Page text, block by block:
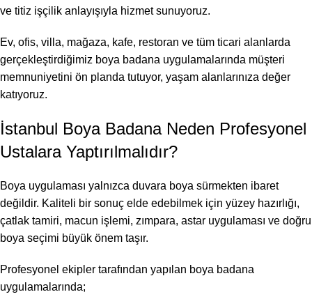
ve titiz işçilik anlayışıyla hizmet sunuyoruz.
Ev, ofis, villa, mağaza, kafe, restoran ve tüm ticari alanlarda
gerçekleştirdiğimiz boya badana uygulamalarında müşteri
memnuniyetini ön planda tutuyor, yaşam alanlarınıza değer
katıyoruz.
İstanbul Boya Badana Neden Profesyonel
Ustalara Yaptırılmalıdır?
Boya uygulaması yalnızca duvara boya sürmekten ibaret
değildir. Kaliteli bir sonuç elde edebilmek için yüzey hazırlığı,
çatlak tamiri, macun işlemi, zımpara, astar uygulaması ve doğru
boya seçimi büyük önem taşır.
Profesyonel ekipler tarafından yapılan boya badana
uygulamalarında;